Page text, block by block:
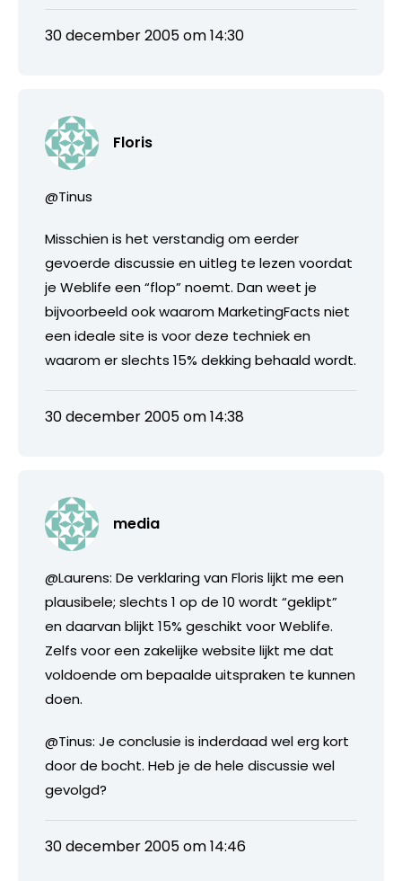
30 december 2005 om 14:30
Floris
@Tinus
Misschien is het verstandig om eerder
gevoerde discussie en uitleg te lezen voordat
je Weblife een “flop” noemt. Dan weet je
bijvoorbeeld ook waarom MarketingFacts niet
een ideale site is voor deze techniek en
waarom er slechts 15% dekking behaald wordt.
30 december 2005 om 14:38
media
@Laurens: De verklaring van Floris lijkt me een
plausibele; slechts 1 op de 10 wordt “geklipt”
en daarvan blijkt 15% geschikt voor Weblife.
Zelfs voor een zakelijke website lijkt me dat
voldoende om bepaalde uitspraken te kunnen
doen.
@Tinus: Je conclusie is inderdaad wel erg kort
door de bocht. Heb je de hele discussie wel
gevolgd?
30 december 2005 om 14:46